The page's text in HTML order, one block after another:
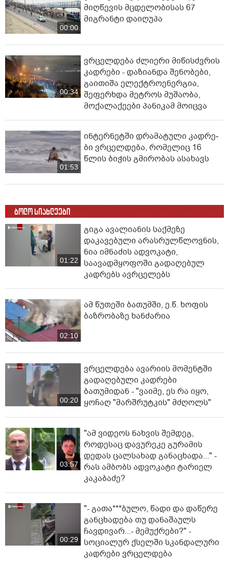
00:00
მიღწევის მცდელობისას 67
მიგრანტი დაიღუპა
00:34
ვრცელდება ძლიერი მიწისძვრის
კადრები - დაზიანდა შენობები,
გაითიშა ელექტროენერგია,
შეფერხდა მეტროს მუშაობა,
მოქალაქეები პანიკამ მოიცვა
01:53
ინ­ტერ­ნეტ­ში დრა­მა­ტუ­ლი კად­რე­
ბი ვრცელდება, რომელიც 16
წლის ბიჭის გმირობას ასახავს
ბოლო სიახლეები
01:22
გიგა ავალიანის საქმეზე
დაკავებული არასრულწლოვნის,
ნია იმნაძის ადვოკატი,
საავადმყოფოში გადაღებულ
კადრებს ავრცელებს
02:10
ამ წუთეში ბათუმში, ე.წ. ხოფის
ბაზრობაზე ხანძარია
00:20
ვრცელდება ავარიის მომენტში
გადაღებული კადრები
ბათუმიდან - "ვაიმე, ეს რა იყო,
ყოჩაღ "მარშრუტკის" მძღოლს"
03:57
"ამ ვიდეოს ნახვის შემდეგ,
როდესაც დავურეკე გურამის
დედას ცალსახად განაცხადა..." -
რას ამბობს ადვოკატი ტარიელ
კაკაბაძე?
00:29
"- გათა***ბულო, წადი და დაწერე
განცხადება თუ დანაშაულს
ჩავდივარ...- მემუქრები?" -
სოციალურ ქსელში სკანდალური
კადრები ვრცელდება